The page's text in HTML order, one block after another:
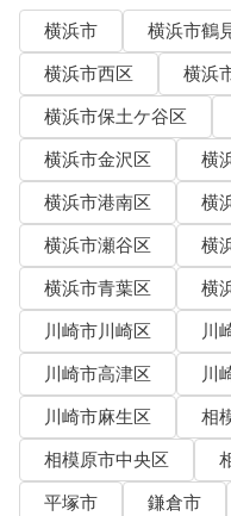
横浜市 横浜市鶴
横浜市西区
横浜
横浜市保土ケ谷区
横浜市金沢区
横
横浜市港南区
横
横浜市瀬谷区
横
横浜市青葉区
横
川崎市川崎区
川
川崎市高津区
川
川崎市麻生区
相
相模原市中央区
平塚市
鎌倉市